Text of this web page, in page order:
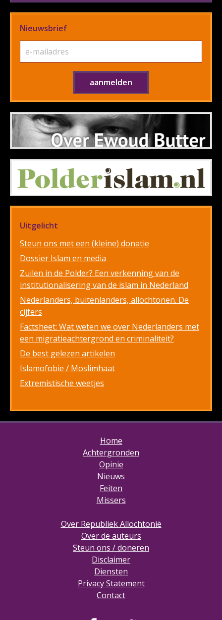
Nieuwsbrief
Uitgelicht
Steun ons met een (kleine) donatie
Dossier Islam en media
Zuilen in de Polder? Een verkenning van de
institutionalisering van de islam in Nederland
Nederlanders, buitenlanders, allochtonen. De
cijfers
Factsheet: Wat weten we over Nederlanders met
een migratieachtergrond en criminaliteit?
De best gelezen artikelen
Islamofobie / Moslimhaat
Extremistische weetjes
Home
Achtergronden
Opinie
Nieuws
Feiten
Missers
Over Republiek Allochtonië
Over de auteurs
Steun ons / doneren
Disclaimer
Diensten
Privacy Statement
Contact